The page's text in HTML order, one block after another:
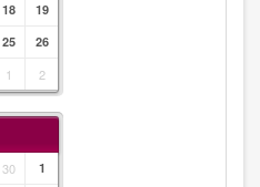
18
19
25
26
1 2
30
1